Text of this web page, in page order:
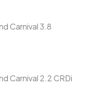
Carnival 3.8
Carnival 2.2 CRDi